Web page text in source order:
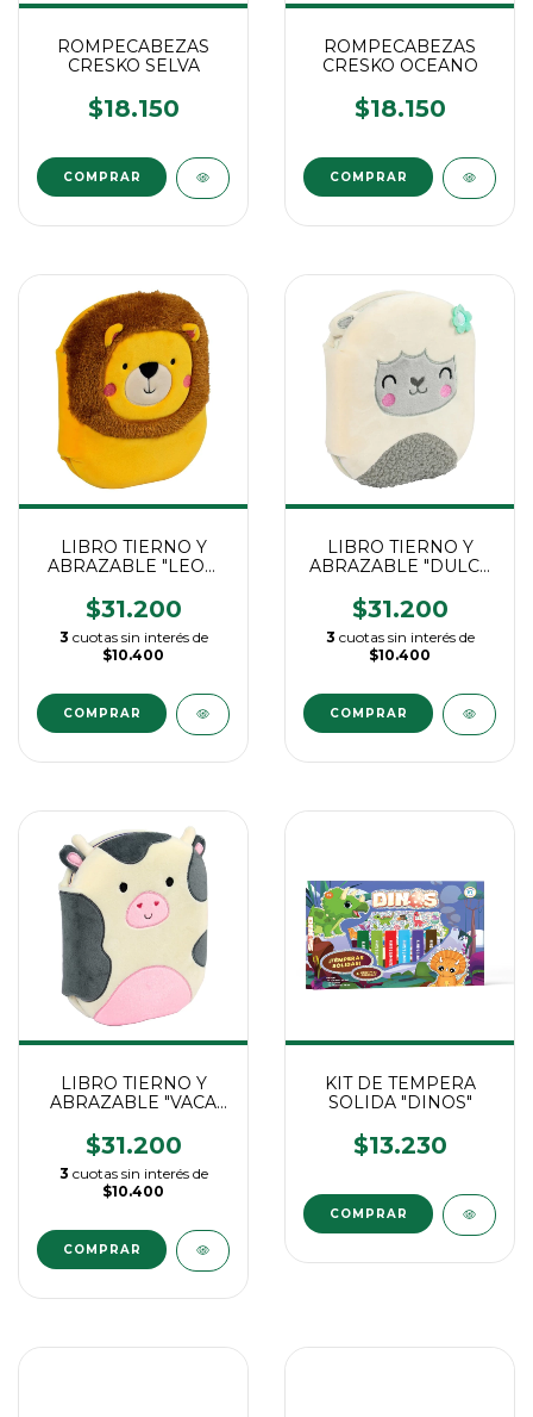
ROMPECABEZAS
CRESKO SELVA
$18.150
ROMPECABEZAS
CRESKO OCEANO
$18.150
LIBRO TIERNO Y
ABRAZABLE "LEON
$31.200
3 cuotas sin interés de
$10.400
LIBRO TIERNO Y
ABRAZABLE "DULCE
$31.200
3 cuotas sin interés de
$10.400
LIBRO TIERNO Y
ABRAZABLE "VACA
$31.200
3 cuotas sin interés de
$10.400
KIT DE TEMPERA
SOLIDA "DINOS"
$13.230